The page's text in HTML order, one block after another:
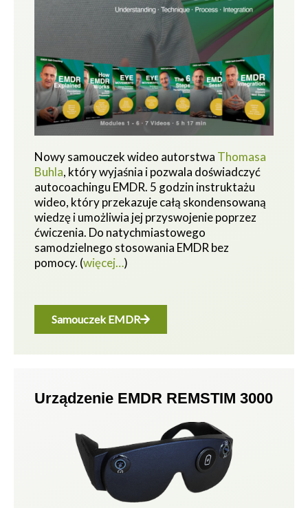
Nowy samouczek wideo autorstwa Thomasa
Buhla, który wyjaśnia i pozwala doświadczyć
autocoachingu EMDR. 5 godzin instruktażu
wideo, który przekazuje całą skondensowaną
wiedzę i umożliwia jej przyswojenie poprzez
ćwiczenia. Do natychmiastowego
samodzielnego stosowania EMDR bez
pomocy. (więcej…)
Samouczek EMDR
Urządzenie EMDR REMSTIM 3000